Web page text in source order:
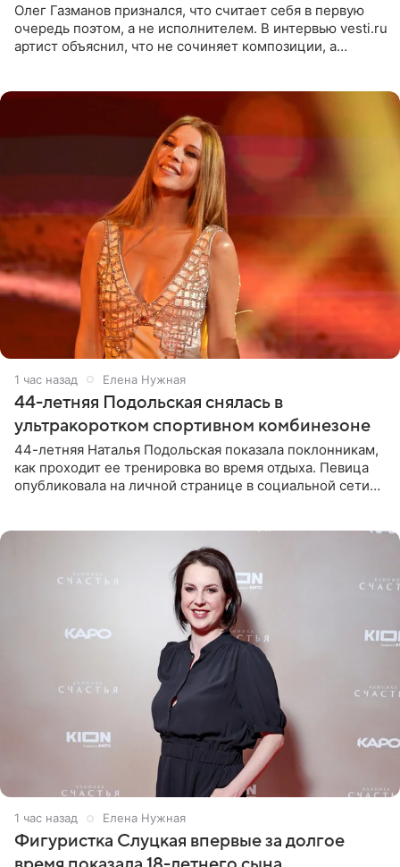
Олег Газманов признался, что считает себя в первую
очередь поэтом, а не исполнителем. В интервью vesti.ru
артист объяснил, что не сочиняет композиции, а
1 час назад Елена Нужная
44-летняя Подольская снялась в
ультракоротком спортивном комбинезоне
44-летняя Наталья Подольская показала поклонникам,
как проходит ее тренировка во время отдыха. Певица
опубликовала на личной странице в социальной сети
1 час назад Елена Нужная
Фигуристка Слуцкая впервые за долгое